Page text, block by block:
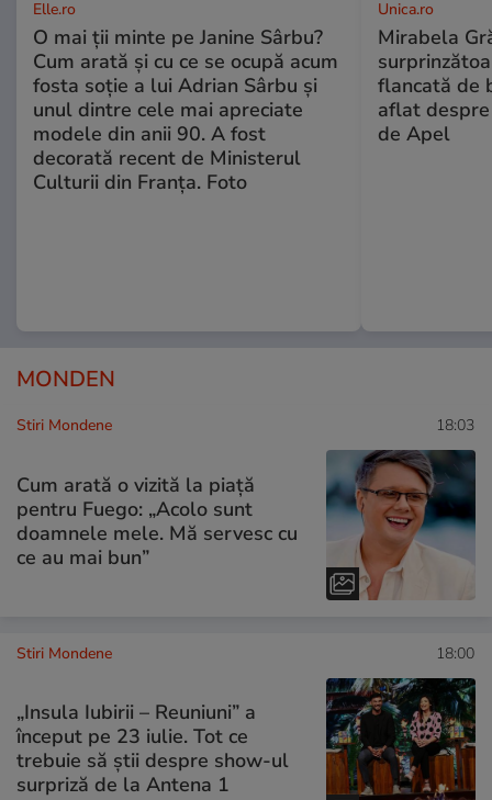
Elle.ro
O mai ții minte pe Janine Sârbu?
Cum arată și cu ce se ocupă acum
fosta soție a lui Adrian Sârbu și
unul dintre cele mai apreciate
modele din anii 90. A fost
decorată recent de Ministerul
Culturii din Franța. Foto
Unica.ro
Mirabela
flancată de
aflat
de Apel
MONDEN
Stiri Mondene 18:03
Cum arată o vizită la piață
pentru Fuego: „Acolo sunt
doamnele mele. Mă servesc cu
ce au mai bun”
Stiri Mondene 18:00
„Insula Iubirii – Reuniuni” a
început pe 23 iulie. Tot ce
trebuie să știi despre show-ul
surpriză de la Antena 1